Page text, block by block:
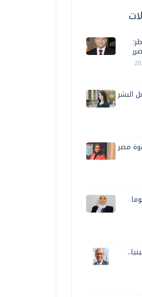
2026
البشر
مصر